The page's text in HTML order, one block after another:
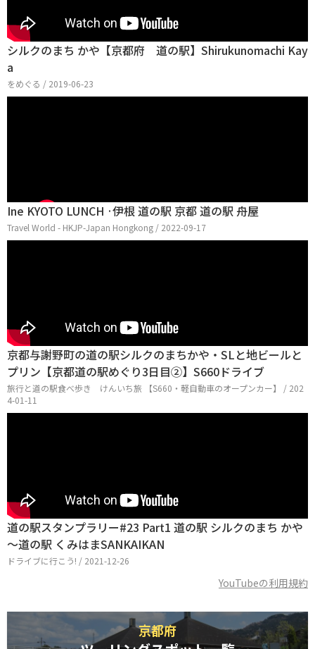
シルクのまち かや【京都府 道の駅】Shirukunomachi Kay
a
をめぐる / 2019-06-23
Ine KYOTO LUNCH ·伊根 道の駅 京都 道の駅 舟屋
Travel World - HKJP-Japan Hongkong / 2022-09-17
京都与謝野町の道の駅シルクのまちかや・SLと地ビールと
プリン【京都道の駅めぐり3日目②】S660ドライブ
旅行と道の駅食べ歩き けんいち旅 【S660・軽自動車のオープンカー】 / 202
4-01-11
道の駅スタンプラリー#23 Part1 道の駅 シルクのまち かや
～道の駅 くみはまSANKAIKAN
ドライブに行こう! / 2021-12-26
YouTubeの利用規約
京都府